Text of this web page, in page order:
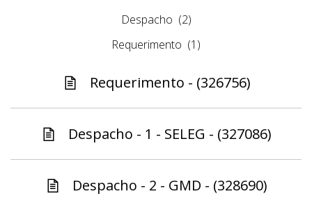
Despacho (2)
Requerimento (1)
Requerimento - (326756)
Despacho - 1 - SELEG - (327086)
Despacho - 2 - GMD - (328690)